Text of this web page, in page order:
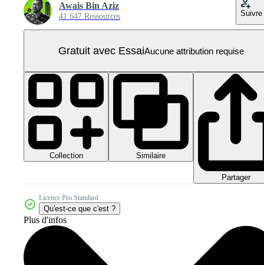
Awais Bin Aziz
41 647 Ressources Suivre
Gratuit avec EssaiAucune attribution requise
Collection Similaire
Partager
Licence Pro Standard
Qu'est-ce que c'est ?
Plus d'infos